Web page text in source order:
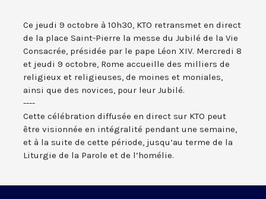
Ce jeudi 9 octobre à 10h30, KTO retransmet en direct
de la place Saint-Pierre la messe du Jubilé de la Vie
Consacrée, présidée par le pape Léon XIV. Mercredi 8
et jeudi 9 octobre, Rome accueille des milliers de
religieux et religieuses, de moines et moniales,
ainsi que des novices, pour leur Jubilé.
----
Cette célébration diffusée en direct sur KTO peut
être visionnée en intégralité pendant une semaine,
et à la suite de cette période, jusqu’au terme de la
Liturgie de la Parole et de l’homélie.